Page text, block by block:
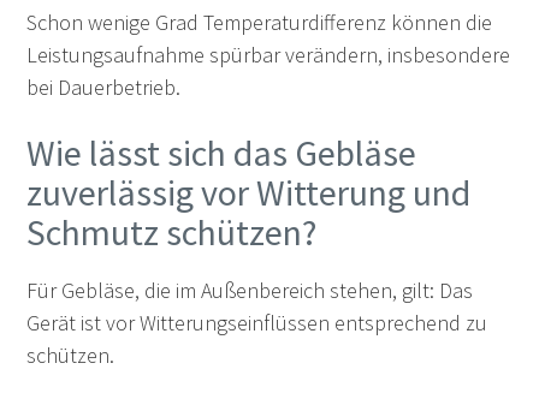
Schon wenige Grad Temperaturdifferenz können die
Leistungsaufnahme spürbar verändern, insbesondere
bei Dauerbetrieb.
Wie lässt sich das Gebläse
zuverlässig vor Witterung und
Schmutz schützen?
Für Gebläse, die im Außenbereich stehen, gilt: Das
Gerät ist vor Witterungseinflüssen entsprechend zu
schützen.